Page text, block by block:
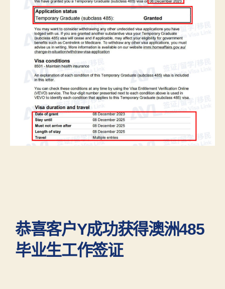
恭喜客户Y成功获得澳洲485
毕业生工作签证